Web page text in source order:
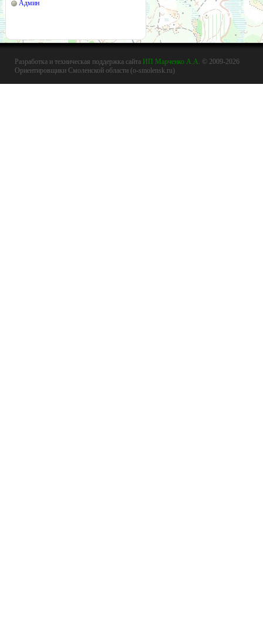
Админ
Разработка и техническая поддержка сайта ИП Марченко А.А. © 2009-2026
Ориентировщики Смоленской области (o-smolensk.ru)